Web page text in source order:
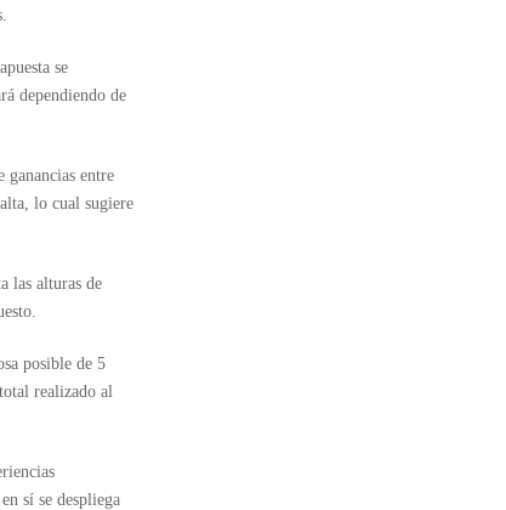
se
dependiendo de
ganancias entre
lo cual sugiere
las alturas de
posible de 5
realizado al
sí se despliega